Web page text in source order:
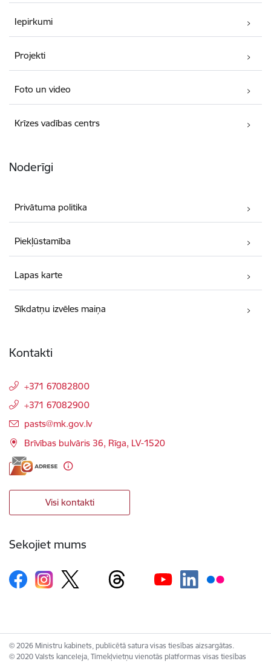
Iepirkumi
Projekti
Foto un video
Krīzes vadības centrs
Noderīgi
Privātuma politika
Piekļūstamība
Lapas karte
Sīkdatņu izvēles maiņa
Kontakti
+371 67082800
+371 67082900
E-pasts:
pasts@mk.gov.lv
Brīvības bulvāris 36, Rīga, LV-1520
Visi kontakti
Sekojiet mums
© 2026 Ministru kabinets, publicētā satura visas tiesības aizsargātas.
© 2020 Valsts kanceleja, Tīmekļvietņu vienotās platformas visas tiesības